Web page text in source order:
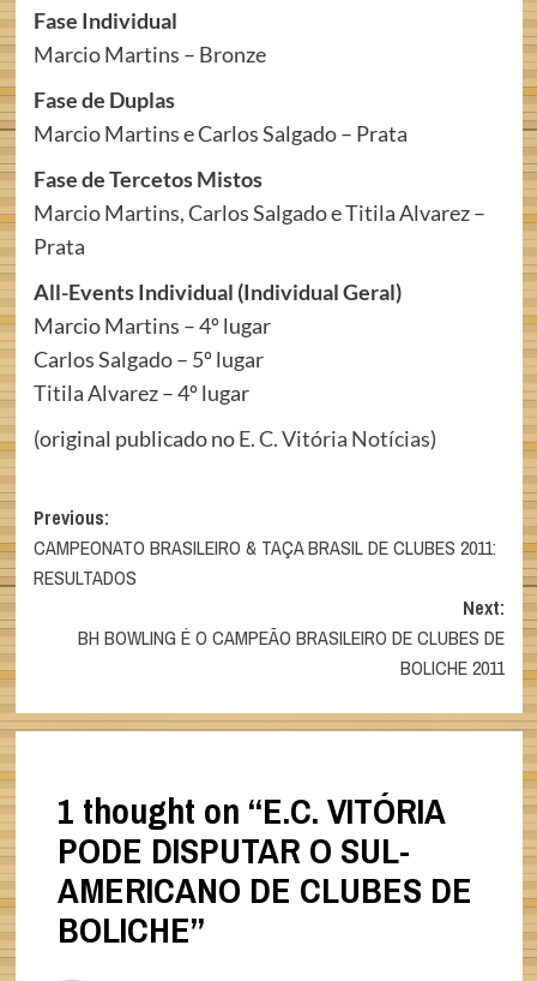
Fase Individual
Marcio Martins – Bronze
Fase de Duplas
Marcio Martins e Carlos Salgado – Prata
Fase de Tercetos Mistos
Marcio Martins, Carlos Salgado e Titila Alvarez –
Prata
All-Events Individual (Individual Geral)
Marcio Martins – 4º lugar
Carlos Salgado – 5º lugar
Titila Alvarez – 4º lugar
(original publicado noE. C. Vitória Notícias)
Post
navigation
Previous:
CAMPEONATO BRASILEIRO & TAÇA BRASIL DE CLUBES 2011:
RESULTADOS
Next:
BH BOWLING É O CAMPEÃO BRASILEIRO DE CLUBES DE
BOLICHE 2011
1 thought on “E.C. VITÓRIA
PODE DISPUTAR O SUL-
AMERICANO DE CLUBES DE
BOLICHE”